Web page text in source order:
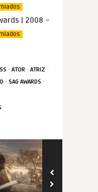
| 2008 –
· ATOR · ATRIZ ·
· SAG AWARDS ·